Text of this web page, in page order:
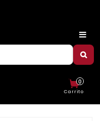
Carrito
0